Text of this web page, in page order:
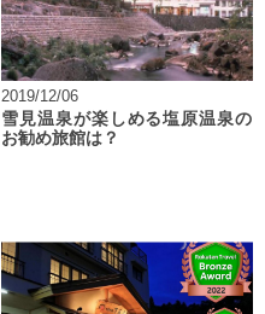
2019/12/06
雪見温泉が楽しめる塩原温泉の
お勧め旅館は？